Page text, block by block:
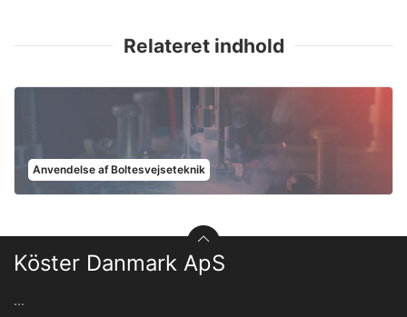
Relateret indhold
Anvendelse af Boltesvejseteknik
Köster Danmark ApS
...